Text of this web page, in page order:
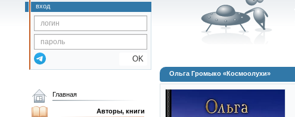
вход
OK
Ольга Громыко «Космоолухи»
Главная
Авторы, книги